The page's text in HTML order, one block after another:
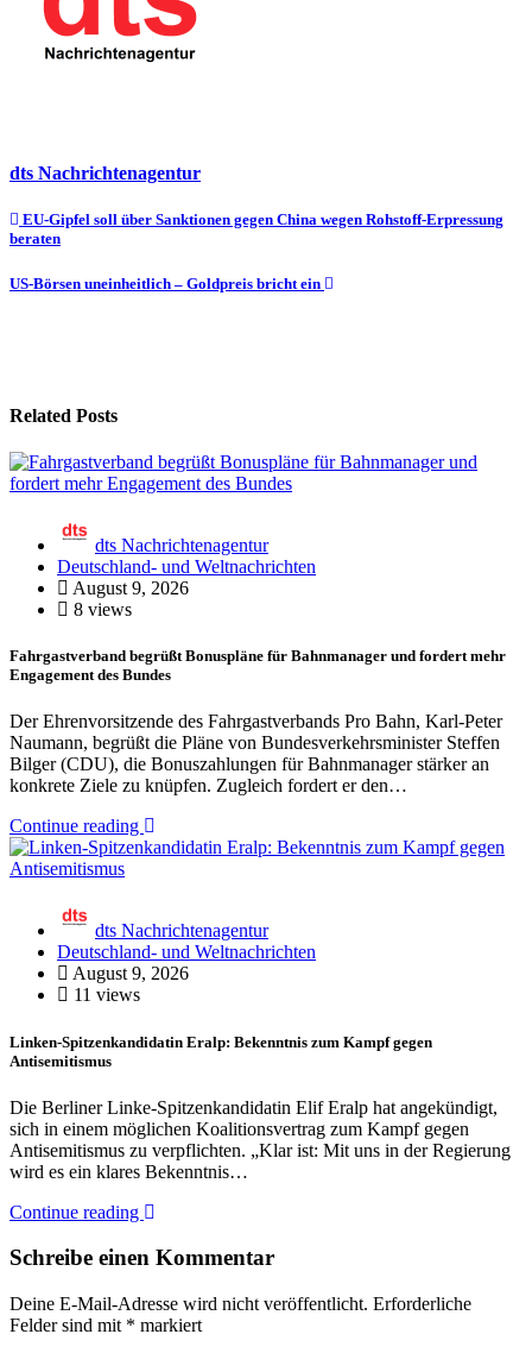
dts Nachrichtenagentur
Beitragsnavigation
EU-Gipfel soll über Sanktionen gegen China wegen Rohstoff-Erpressung
beraten
US-Börsen uneinheitlich – Goldpreis bricht ein
Related Posts
dts Nachrichtenagentur
Deutschland- und Weltnachrichten
August 9, 2026
8 views
Fahrgastverband begrüßt Bonuspläne für Bahnmanager und fordert mehr
Engagement des Bundes
Der Ehrenvorsitzende des Fahrgastverbands Pro Bahn, Karl-Peter
Naumann, begrüßt die Pläne von Bundesverkehrsminister Steffen
Bilger (CDU), die Bonuszahlungen für Bahnmanager stärker an
konkrete Ziele zu knüpfen. Zugleich fordert er den…
Continue reading
dts Nachrichtenagentur
Deutschland- und Weltnachrichten
August 9, 2026
11 views
Linken-Spitzenkandidatin Eralp: Bekenntnis zum Kampf gegen
Antisemitismus
Die Berliner Linke-Spitzenkandidatin Elif Eralp hat angekündigt,
sich in einem möglichen Koalitionsvertrag zum Kampf gegen
Antisemitismus zu verpflichten. „Klar ist: Mit uns in der Regierung
wird es ein klares Bekenntnis…
Continue reading
Schreibe einen Kommentar
Deine E-Mail-Adresse wird nicht veröffentlicht. Erforderliche
Felder sind mit * markiert